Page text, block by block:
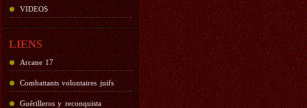
VIDEOS
LIENS
Arcane 17
Combattants volontaires juifs
Guérilleros y reconquista